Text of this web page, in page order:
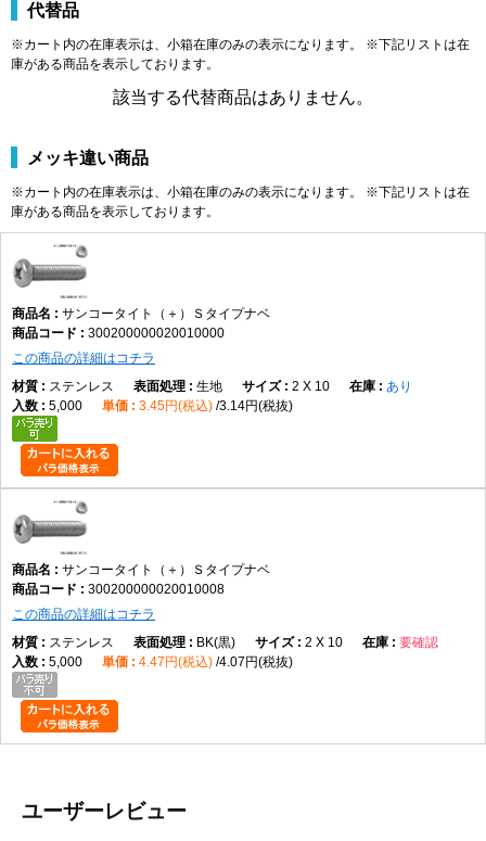
代替品
※カート内の在庫表示は、小箱在庫のみの表示になります。 ※下記リストは在
庫がある商品を表示しております。
該当する代替商品はありません。
メッキ違い商品
※カート内の在庫表示は、小箱在庫のみの表示になります。 ※下記リストは在
庫がある商品を表示しております。
サンコータイト（＋）Ｓタイプナベ
300200000020010000
この商品の詳細はコチラ
ステンレス
生地 2 X 10
あり
5,000
3.45円(税込) 3.14円(税抜)
サンコータイト（＋）Ｓタイプナベ
300200000020010008
この商品の詳細はコチラ
ステンレス
BK(黒) 2 X 10
要確認
5,000
4.47円(税込) 4.07円(税抜)
ユーザーレビュー